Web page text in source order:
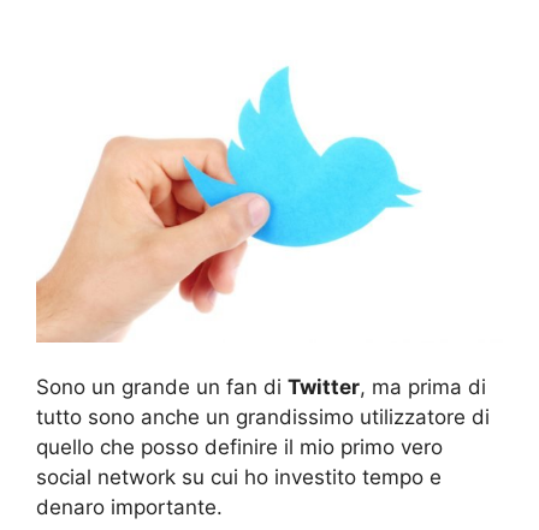
Sono un grande un fan di Twitter, ma prima di
tutto sono anche un grandissimo utilizzatore di
quello che posso definire il mio primo vero
social network su cui ho investito tempo e
denaro importante.